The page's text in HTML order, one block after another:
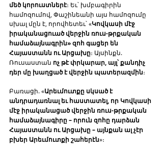
մեծ կորուստներէ։ Եւ՝ խմբագիրին
համոզումով, Փաշինեանի այս համոզումը
սխալ մըն է, որովհետեւ՝ «Կովկասի մէջ
իրականացուած վերջին ռուս-թրքական
համաձայնագրին» զոհ գացեր են
Հայաստանն ու Արցախը։ Այսինքն.
Ռուսաստան ոչ թէ փրկարար, այլ՝ քանդիչ
դեր մը խաղցած է վերջին պատերազմին։
Բառացի. «Արեւմուտքը սկսած է
անդրադառնալ եւ հաստատել, որ Կովկասի
մէջ իրականացած վերջին ռուս-թրքական
համաձայնագիրը – որուն զոհը դարձան
Հայաստանն ու Արցախը – այնքան ալ չէր
բխեր Արեւմուտքի շահերէն»։